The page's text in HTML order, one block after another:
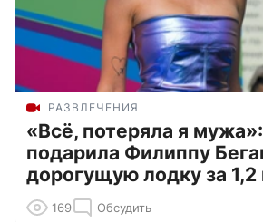
РАЗВЛЕЧЕНИЯ
«Всё, потеряла я
подарила Филиппу
дорогущую лодку за
169 Обсудить